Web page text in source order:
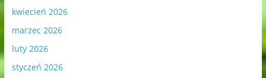
kwiecień 2026
marzec 2026
luty 2026
styczeń 2026